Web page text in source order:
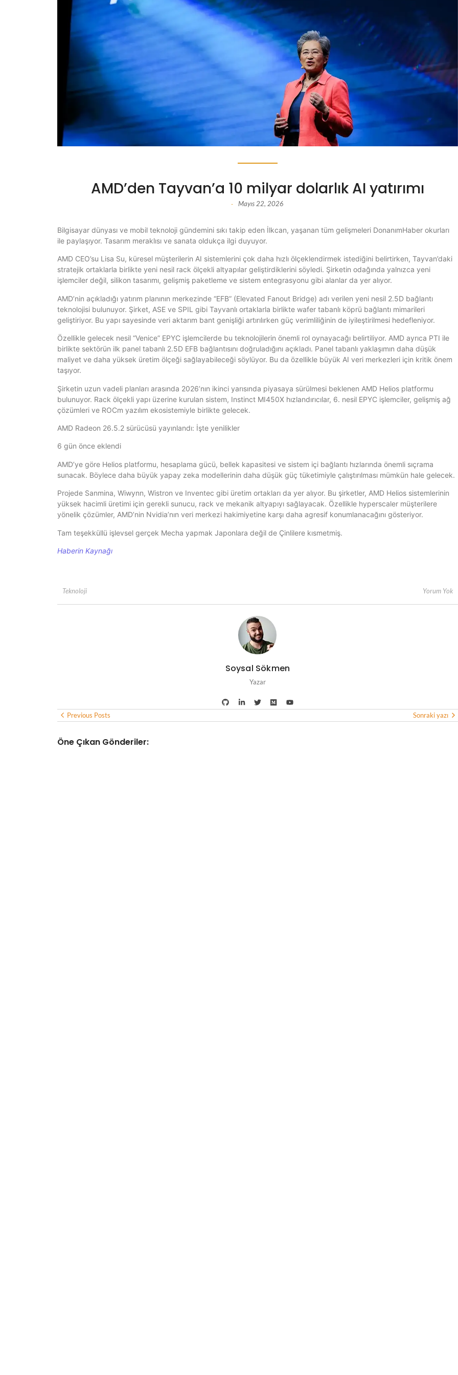
AMD’den Tayvan’a 10 milyar dolarlık AI yatırımı
- Mayıs 22, 2026
Bilgisayar dünyası ve mobil teknoloji gündemini sıkı takip eden İlkcan, yaşanan tüm gelişmeleri DonanımHaber okurları
ile paylaşıyor. Tasarım meraklısı ve sanata oldukça ilgi duyuyor.
AMD CEO’su Lisa Su, küresel müşterilerin AI sistemlerini çok daha hızlı ölçeklendirmek istediğini belirtirken, Tayvan’daki
stratejik ortaklarla birlikte yeni nesil rack ölçekli altyapılar geliştirdiklerini söyledi. Şirketin odağında yalnızca yeni
işlemciler değil, silikon tasarımı, gelişmiş paketleme ve sistem entegrasyonu gibi alanlar da yer alıyor.
AMD’nin açıkladığı yatırım planının merkezinde “EFB” (Elevated Fanout Bridge) adı verilen yeni nesil 2.5D bağlantı
teknolojisi bulunuyor. Şirket, ASE ve SPIL gibi Tayvanlı ortaklarla birlikte wafer tabanlı köprü bağlantı mimarileri
geliştiriyor. Bu yapı sayesinde veri aktarım bant genişliği artırılırken güç verimliliğinin de iyileştirilmesi hedefleniyor.
Özellikle gelecek nesil “Venice” EPYC işlemcilerde bu teknolojilerin önemli rol oynayacağı belirtiliyor. AMD ayrıca PTI ile
birlikte sektörün ilk panel tabanlı 2.5D EFB bağlantısını doğruladığını açıkladı. Panel tabanlı yaklaşımın daha düşük
maliyet ve daha yüksek üretim ölçeği sağlayabileceği söylüyor. Bu da özellikle büyük AI veri merkezleri için kritik önem
taşıyor.
Şirketin uzun vadeli planları arasında 2026’nın ikinci yarısında piyasaya sürülmesi beklenen AMD Helios platformu
bulunuyor. Rack ölçekli yapı üzerine kurulan sistem, Instinct MI450X hızlandırıcılar, 6. nesil EPYC işlemciler, gelişmiş ağ
çözümleri ve ROCm yazılım ekosistemiyle birlikte gelecek.
AMD Radeon 26.5.2 sürücüsü yayınlandı: İşte yenilikler
6 gün önce eklendi
AMD’ye göre Helios platformu, hesaplama gücü, bellek kapasitesi ve sistem içi bağlantı hızlarında önemli sıçrama
sunacak. Böylece daha büyük yapay zeka modellerinin daha düşük güç tüketimiyle çalıştırılması mümkün hale gelecek.
Projede Sanmina, Wiwynn, Wistron ve Inventec gibi üretim ortakları da yer alıyor. Bu şirketler, AMD Helios sistemlerinin
yüksek hacimli üretimi için gerekli sunucu, rack ve mekanik altyapıyı sağlayacak. Özellikle hyperscaler müşterilere
yönelik çözümler, AMD’nin Nvidia’nın veri merkezi hakimiyetine karşı daha agresif konumlanacağını gösteriyor.
Tam teşekküllü işlevsel gerçek Mecha yapmak Japonlara değil de Çinlilere kısmetmiş.
Haberin Kaynağı
Teknoloji Yorum Yok
Soysal Sökmen
Yazar
Previous Posts Sonraki yazı
Öne Çıkan Gönderiler: